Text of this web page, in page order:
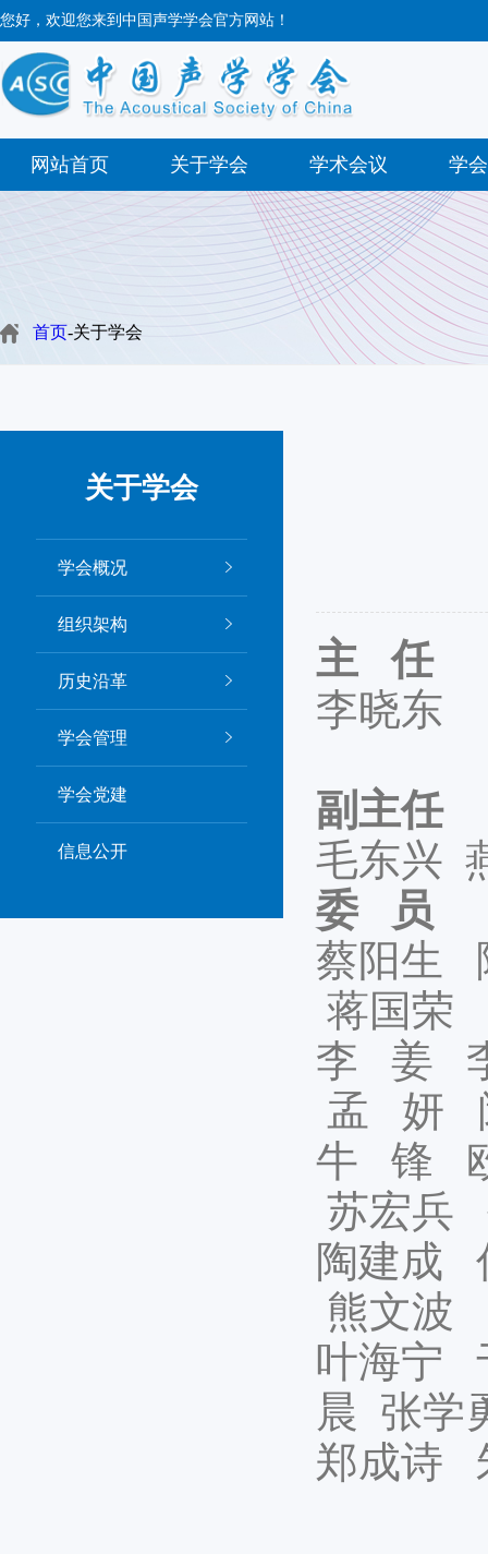
您好，欢迎您来到中国声学学会官方网站！
网站首页 关于学会 学术会议 学
首页-关于学会
关于学会
学会概况
组织架构
历史沿革
学会管理
学会党建
信息公开
主 任
李晓东
副主任
毛东兴
委 员
蔡阳生
蒋国
李 姜
孟 妍
牛 锋
苏宏
陶建
熊文波
叶海宁
晨 张
郑成诗